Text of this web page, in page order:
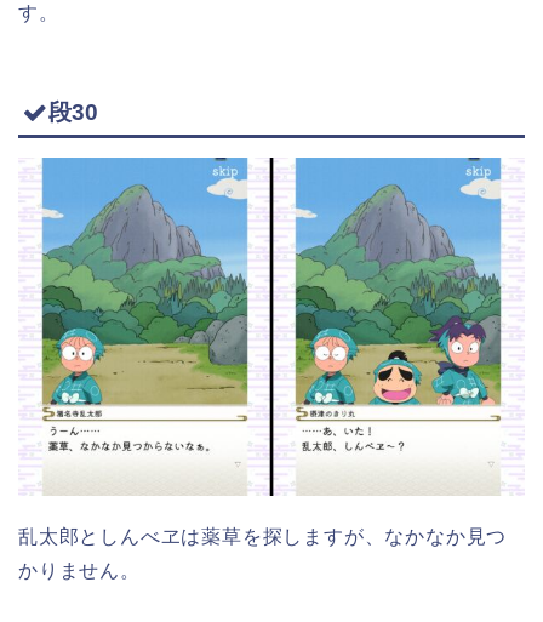
す。
段30
乱太郎としんべヱは薬草を探しますが、なかなか見つ
かりません。